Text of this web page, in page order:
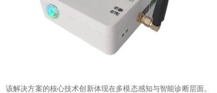
该解决方案的核心技术创新体现在多模态感知与智能诊断层面。